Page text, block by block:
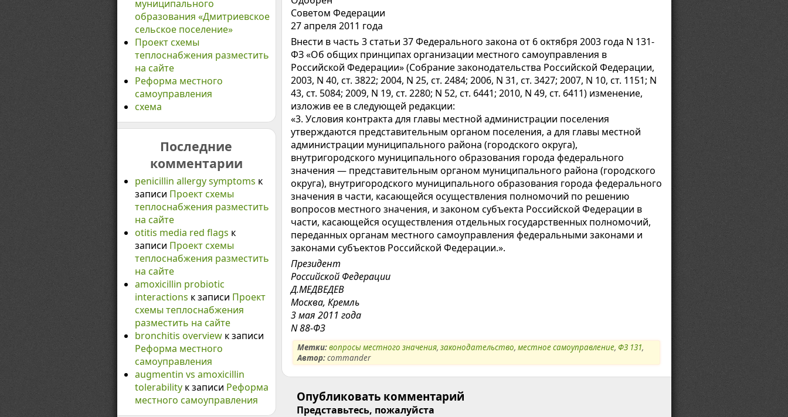
муниципального
образования «Дмитриевское
сельское поселение»
Проект схемы
теплоснабжения разместить
на сайте
Реформа местного
самоуправления
схема
Последние
комментарии
penicillin allergy symptoms к
записи Проект схемы
теплоснабжения разместить
на сайте
otitis media red flags к
записи Проект схемы
теплоснабжения разместить
на сайте
amoxicillin probiotic
interactions к записи Проект
схемы теплоснабжения
разместить на сайте
bronchitis overviewк записи
Реформа местного
самоуправления
augmentin vs amoxicillin
tolerabilityк записи Реформа
местного самоуправления
Советом Федерации
27 апреля 2011 года
Внести в часть 3 статьи 37 Федерального закона от 6 октября 2003 года N 131-
ФЗ «Об общих принципах организации местного самоуправления в
Российской Федерации» (Собрание законодательства Российской Федерации,
2003, N 40, ст. 3822; 2004, N 25, ст. 2484; 2006, N 31, ст. 3427; 2007, N 10, ст. 1151; N
43, ст. 5084; 2009, N 19, ст. 2280; N 52, ст. 6441; 2010, N 49, ст. 6411) изменение,
изложив ее в следующей редакции:
«3. Условия контракта для главы местной администрации поселения
утверждаются представительным органом поселения, а для главы местной
администрации муниципального района (городского округа),
внутригородского муниципального образования города федерального
значения — представительным органом муниципального района (городского
округа), внутригородского муниципального образования города федерального
значения в части, касающейся осуществления полномочий по решению
вопросов местного значения, и законом субъекта Российской Федерации в
части, касающейся осуществления отдельных государственных полномочий,
переданных органам местного самоуправления федеральными законами и
законами субъектов Российской Федерации.».
Президент
Российской Федерации
Д.МЕДВЕДЕВ
Москва, Кремль
3 мая 2011 года
N 88-ФЗ
Метки:вопросы местного значения, законодательство, местное самоуправление, ФЗ 131,
Автор:commander
Опубликовать комментарий
Представьтесь, пожалуйста